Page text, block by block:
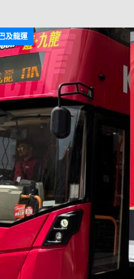
LONGWIN 九巴及龍運
[ 2026-07-26 ]
【新車速報
新車速報
[ 2026-07-23 ] 【電車】究
[ 2026-07-22 ]
【輕鐵】痴
MTR 港鐵
[ 2026-07-07 ]
VOLVO 全
[ 2026-07-05 ]
美國國慶
[ 2026-06-24 ]
校巴終於第
[ 2026-06-23 ]
【纜車】昂
鐵
[ 2026-06-22 ]
Adidas
及龍運